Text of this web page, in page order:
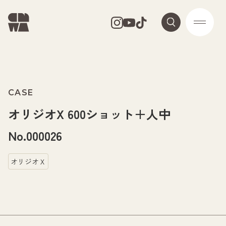
CASE
オリジオX 600ショット＋人中
No.000026
オリジオＸ